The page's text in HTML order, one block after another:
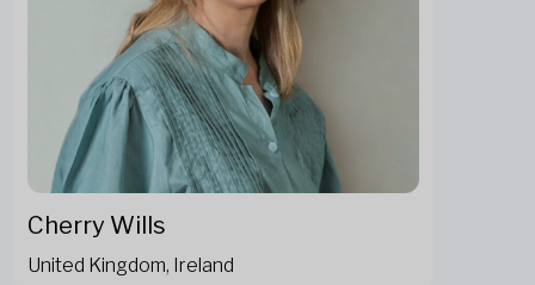
Cherry Wills
United Kingdom, Ireland